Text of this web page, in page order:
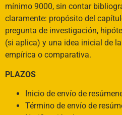
mínimo 9000, sin contar
claramente: propósito del
pregunta de investigación,
(si aplica) y una idea inicial de
empírica o comparativa.
PLAZOS
Inicio de envío de
Término de envío de